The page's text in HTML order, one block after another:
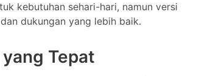
kebutuhan sehari-hari, namun versi
dukungan yang lebih baik.
Tepat